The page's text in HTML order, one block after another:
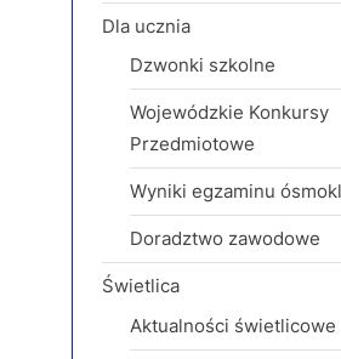
Dla ucznia
Dzwonki szkolne
Wojewódzkie Konkursy
Przedmiotowe
Wyniki egzaminu
Doradztwo zawodowe
Świetlica
Aktualności świetlicowe